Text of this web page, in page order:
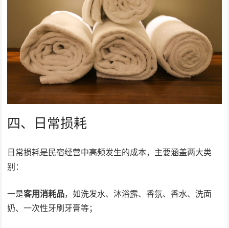
四、日常损耗
日常损耗是民宿经营中高频发生的成本，主要涵盖两大类
别：
一是客用消耗品，如洗发水、沐浴露、香氛、香水、洗面
奶、一次性牙刷牙膏等；